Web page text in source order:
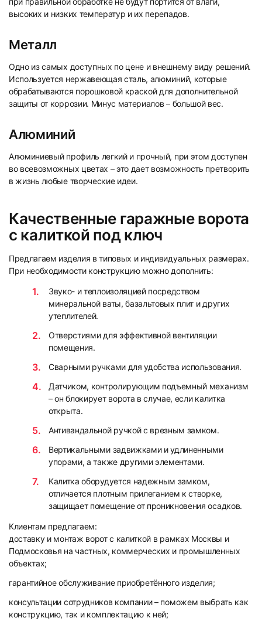
высоких и низких температур и их перепадов.
Металл
Одно из самых доступных по цене и внешнему виду решений.
Используется нержавеющая сталь, алюминий, которые
обрабатываются порошковой краской для дополнительной
защиты от коррозии. Минус материалов – большой вес.
Алюминий
Алюминиевый профиль легкий и прочный, при этом доступен
во всевозможных цветах – это дает возможность претворить
в жизнь любые творческие идеи.
Качественные гаражные ворота
с калиткой под ключ
Предлагаем изделия в типовых и индивидуальных размерах.
При необходимости конструкцию можно дополнить:
Звуко- и теплоизоляцией посредством
минеральной ваты, базальтовых плит и других
утеплителей.
Отверстиями для эффективной вентиляции
помещения.
Сварными ручками для удобства использования.
Датчиком, контролирующим подъемный механизм
– он блокирует ворота в случае, если калитка
открыта.
Антивандальной ручкой с врезным замком.
Вертикальными задвижками и удлиненными
упорами, а также другими элементами.
Калитка оборудуется надежным замком,
отличается плотным прилеганием к створке,
защищает помещение от проникновения осадков.
Клиентам предлагаем:
доставку и монтаж ворот с калиткой в рамках Москвы и
Подмосковья на частных, коммерческих и промышленных
объектах;
гарантийное обслуживание приобретённого изделия;
консультации сотрудников компании – поможем выбрать как
конструкцию, так и комплектацию к ней;